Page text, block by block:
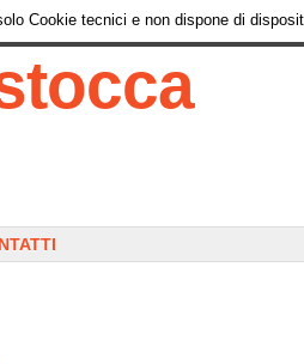
Cookie tecnici e non dispone di